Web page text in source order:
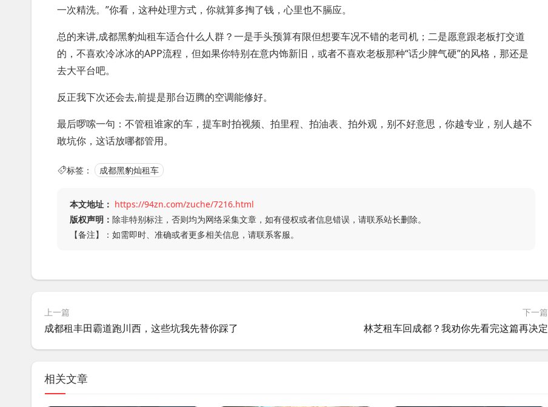
一次精洗。”你看，这种处理方式，你就算多掏了钱，心里也不膈应。
总的来讲,成都黑豹灿租车适合什么人群？一是手头预算有限但想要车况不错的老司机；二是愿意跟老板打交道
的，不喜欢冷冰冰的APP流程，但如果你特别在意内饰新旧，或者不喜欢老板那种“话少脾气硬”的风格，那还是
去大平台吧。
反正我下次还会去,前提是那台迈腾的空调能修好。
最后啰嗦一句：不管租谁家的车，提车时拍视频、拍里程、拍油表、拍外观，别不好意思，你越专业，别人越不
敢坑你，这话放哪都管用。
标签： 成都黑豹灿租车
本文地址： https://94zn.com/zuche/7216.html
版权声明： 除非特别标注，否则均为网络采集文章，如有侵权或者信息错误，请联系站长删除。
【备注】：如需即时、准确或者更多相关信息，请联系客服。
上一篇
成都租丰田霸道跑川西，这些坑我先替你踩了
下一篇
林芝租车回成都？我劝你先看完这篇再决定
相关文章